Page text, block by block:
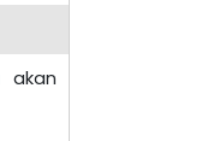
akan